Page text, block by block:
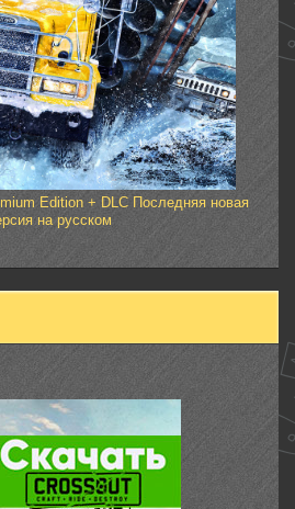
Edition + DLC Последняя новая
на русском